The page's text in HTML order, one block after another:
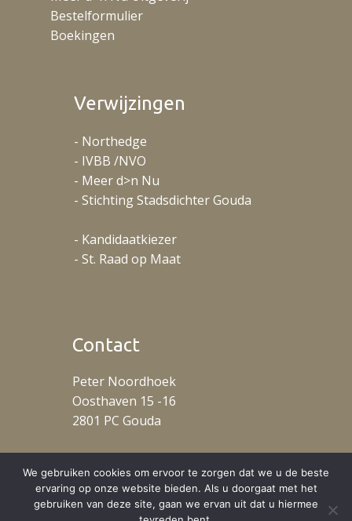
Bestelformulier
Boekingen
Verwijzingen
- Northedge
- IVBB /NVO
- Meer d>n Nu
- Stichting Stadsdichter Gouda
- Kandidaatkiezer
- St. Raad op Maat
Contact
Peter Noordhoek
Oosthaven 15 -16
2801 PC Gouda
We gebruiken cookies om ervoor te zorgen dat we u de beste
ervaring op onze website bieden. Als u doorgaat met het
gebruiken van deze site, gaan we ervan uit dat u hiermee